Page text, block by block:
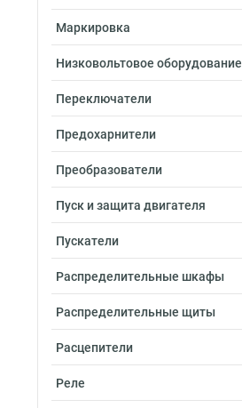
Маркировка
Низковольтовое оборудование
Переключатели
Предохарнители
Преобразователи
Пуск и защита двигателя
Пускатели
Распределительные шкафы
Распределительные щиты
Расцепители
Реле